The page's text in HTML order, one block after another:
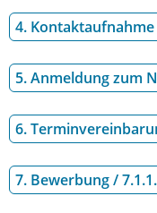
4.
5. Anmeldung zum
6.
7.